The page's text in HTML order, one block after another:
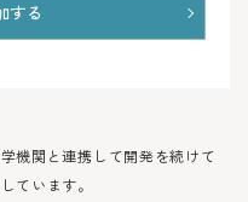
する
機関と連携して開発を続けて
ています。